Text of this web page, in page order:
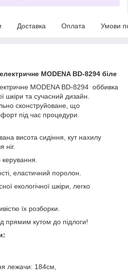
Доставка Оплата Умови
MODENA BD-8294 біле
MODENA BD-8294 оббивка
шкіри та сучасний дизайн.
сконструйоване, що
під час процедури.
висота сидіння, кут нахилу
ніг.
керування.
еластичний поролон.
екологічної шкіри, легко
їх розборки.
прямим кутом до підлоги!
лежачи: 184см,